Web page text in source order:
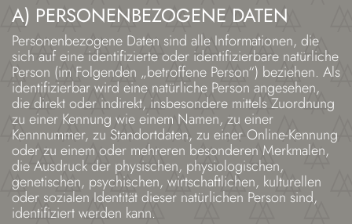
A) PERSONENBEZOGENE DATEN
Personenbezogene Daten sind alle Informationen, die
sich auf eine identifizierte oder identifizierbare natürliche
Person (im Folgenden „betroffene Person“) beziehen. Als
identifizierbar wird eine natürliche Person angesehen,
die direkt oder indirekt, insbesondere mittels Zuordnung
zu einer Kennung wie einem Namen, zu einer
Kennnummer, zu Standortdaten, zu einer Online-Kennung
oder zu einem oder mehreren besonderen Merkmalen,
die Ausdruck der physischen, physiologischen,
genetischen, psychischen, wirtschaftlichen, kulturellen
oder sozialen Identität dieser natürlichen Person sind,
identifiziert werden kann.